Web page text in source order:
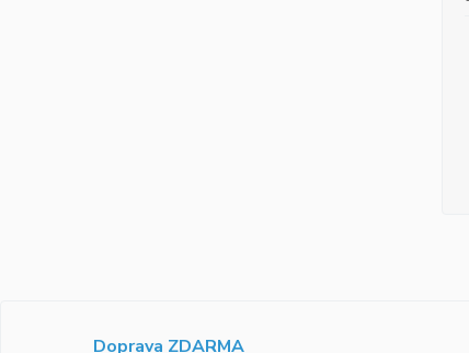
Doprava ZDARMA